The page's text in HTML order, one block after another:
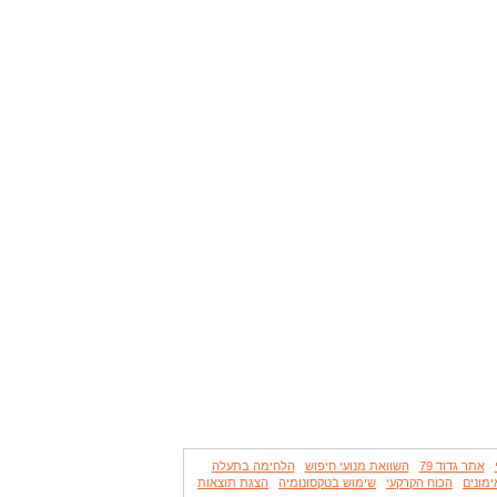
אתר גדוד 79 השוואת מנועי חיפוש הלחימה בתעלה
הכוח הקרקעי שימוש בטקסונומיה
הצגת תוצאות